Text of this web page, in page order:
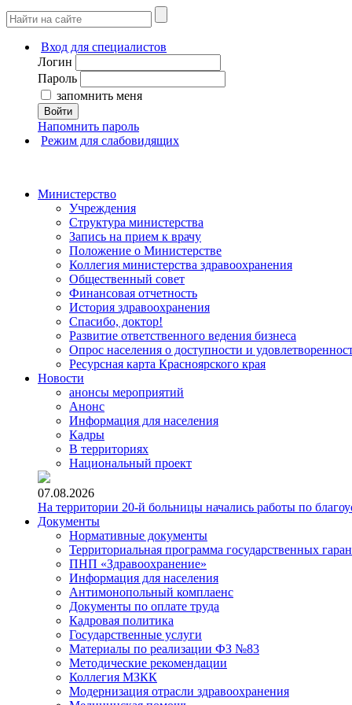
Вход для специалистов
Логин
Пароль
запомнить меня
Войти
Напомнить пароль
Режим для слабовидящих
Министерство
Учреждения
Структура министерства
Запись на прием к врачу
Положение о Министерстве
Коллегия министерства здравоохранения
Общественный совет
Финансовая отчетность
История здравоохранения
Спасибо, доктор!
Развитие ответственного ведения бизнеса
Опрос населения о доступности и
Ресурсная карта Красноярского края
Новости
анонсы мероприятий
Анонс
Информация для населения
Кадры
В территориях
Национальный проект
07.08.2026
На территории 20-й больницы начались работы по
Документы
Нормативные документы
Территориальная программа государственных
ПНП «Здравоохранение»
Информация для населения
Антимонопольный комплаенс
Документы по оплате труда
Кадровая политика
Государственные услуги
Материалы по реализации ФЗ №83
Методические рекомендации
Коллегия МЗКК
Модернизация отрасли здравоохранения